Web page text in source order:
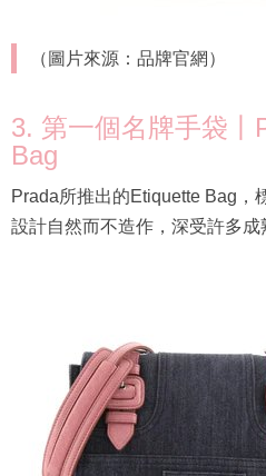
（圖片來源：品牌官網）
3. 第一個名牌手袋丨
Bag
Prada所推出的Etiquette Bag，
設計自然而不造作，深受許多成